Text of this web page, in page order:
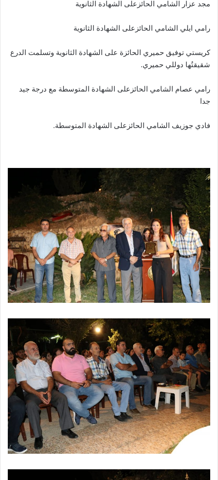
مجد عزار الشامي الحائزعلى الشهادة الثانوية
رامي ايلي الشامي الحائزعلى الشهادة الثانوية
كريستي توفيق حميري الحائزة على الشهادة الثانوية وتسلمت الدرع
شقيقتُها دوللي حميري.
رامي عصام الشامي الحائزعلى الشهادة المتوسطة مع درجة جيد
جدا
فادي جوزيف الشامي الحائزعلى الشهادة المتوسطة.